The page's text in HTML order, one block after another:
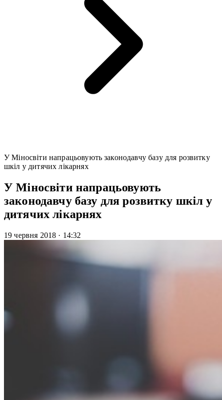
У Міносвіти напрацьовують законодавчу базу для розвитку
шкіл у дитячих лікарнях
У Міносвіти напрацьовують
законодавчу базу для розвитку шкіл у
дитячих лікарнях
19 червня 2018 · 14:32